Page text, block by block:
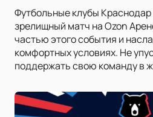
Футбольные клубы Краснодар
зрелищный матч на Ozon
частью этого события и
комфортных условиях. Не
поддержать свою команду в